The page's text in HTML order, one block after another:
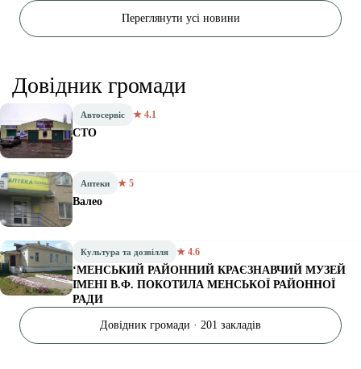
Переглянути усі новини
Довідник громади
Автосервіс ★ 4.1
СТО
Аптеки ★ 5
Валео
Культура та дозвілля ★ 4.6
‘МЕНСЬКИЙ РАЙОННИЙ КРАЄЗНАВЧИЙ МУЗЕЙ
ІМЕНІ В.Ф. ПОКОТИЛА МЕНСЬКОЇ РАЙОННОЇ
РАДИ
Довідник громади · 201 закладів